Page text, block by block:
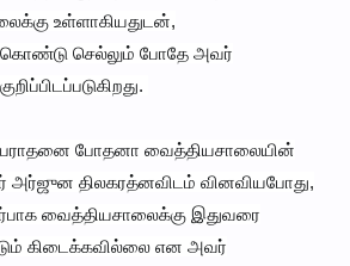
உள்ளாகியதுடன்,
செல்லும் போதே அவர்
போதனா வைத்தியசாலையின்
அர்ஜுன திலகரத்னவிடம் வினவியபோது,
வைத்தியசாலைக்கு இதுவரை
கிடைக்கவில்லை என அவர்